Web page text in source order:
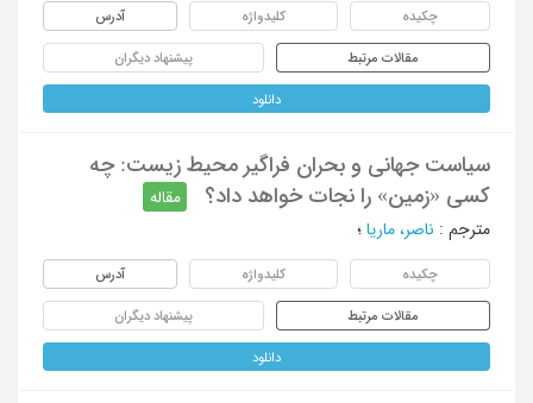
چکیده کلیدواژه آدرس
مقالات مرتبط پیشنهاد دیگران
دانلود
سیاست جهانی و بحران فراگیر محیط زیست: چه
کسی «زمین» را نجات خواهد داد؟
مقاله
مترجم : ناصر، ماریا ؛
چکیده کلیدواژه آدرس
مقالات مرتبط پیشنهاد دیگران
دانلود